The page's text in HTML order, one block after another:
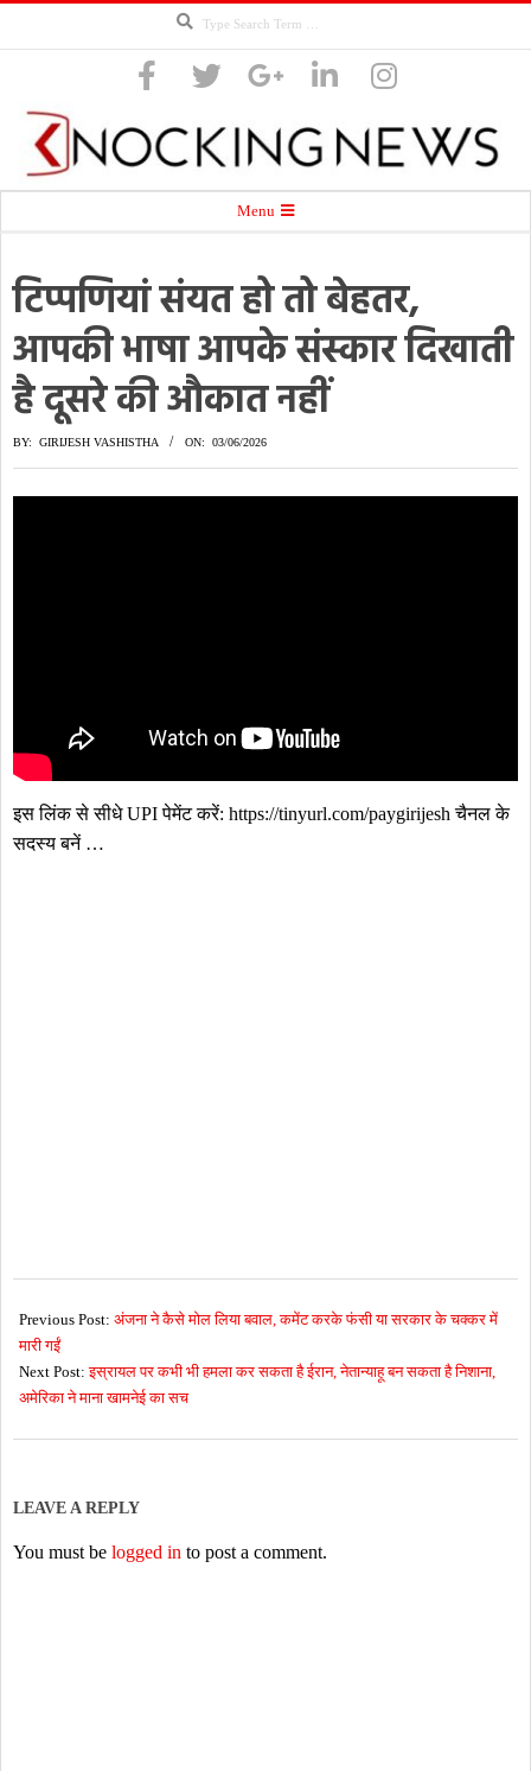
Knocking
News
Menu
टिप्पणियां संयत हो तो बेहतर,
आपकी भाषा आपके संस्कार दिखाती
है दूसरे की औकात नहीं
BY: GIRIJESH VASHISTHA ON: 03/06/2026
इस लिंक से सीधे UPI पेमेंट करें: https://tinyurl.com/paygirijesh चैनल के
सदस्य बनें …
06-
03
Previous Post: अंजना ने कैसे मोल लिया बवाल, कमेंट करके फंसी या सरकार के चक्कर में
मारी गईं
Next Post:इस्रायल पर कभी भी हमला कर सकता है ईरान, नेतान्याहू बन सकता है निशाना,
अमेरिका ने माना खामनेई का सच
LEAVE A REPLY
You must be logged in to post a comment.